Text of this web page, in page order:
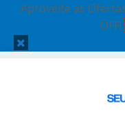
Aproveite as
OFF!